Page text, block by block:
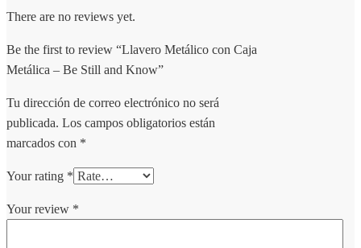
There are no reviews yet.
Be the first to review “Llavero Metálico con Caja
Metálica – Be Still and Know”
Tu dirección de correo electrónico no será
publicada. Los campos obligatorios están
marcados con *
Your rating *
Your review *